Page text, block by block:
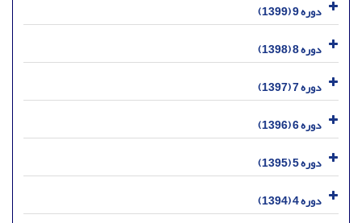
دوره 9 (1399)
دوره 8 (1398)
دوره 7 (1397)
دوره 6 (1396)
دوره 5 (1395)
دوره 4 (1394)